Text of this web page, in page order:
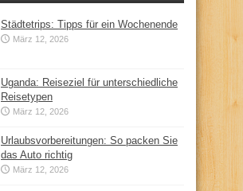
Städtetrips: Tipps für ein Wochenende
März 12, 2026
Uganda: Reiseziel für unterschiedliche
Reisetypen
März 12, 2026
Urlaubsvorbereitungen: So packen Sie
das Auto richtig
März 12, 2026